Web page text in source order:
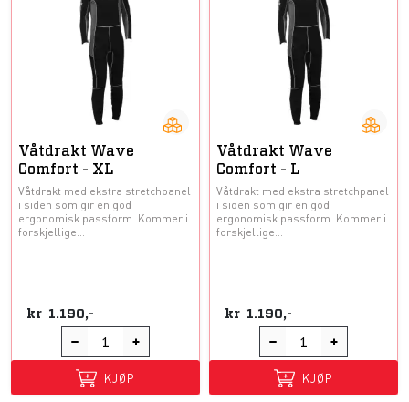
Våtdrakt Wave
Comfort - XL
Våtdrakt med ekstra stretchpanel
i siden som gir en god
ergonomisk passform. Kommer i
forskjellige...
kr 1.190,-
KJØP
Våtdrakt Wave
Comfort - L
Våtdrakt med ekstra stretchpanel
i siden som gir en god
ergonomisk passform. Kommer i
forskjellige...
kr 1.190,-
KJØP